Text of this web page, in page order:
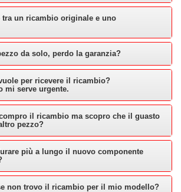
tra un ricambio originale e uno
da solo, perdo la garanzia?
per ricevere il ricambio?
mi serve urgente.
il ricambio ma scopro che il guasto
pezzo?
più a lungo il nuovo componente
non trovo il ricambio per il mio modello?